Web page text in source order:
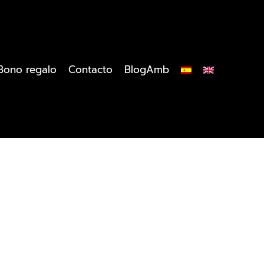
regalo Contacto BlogAmb